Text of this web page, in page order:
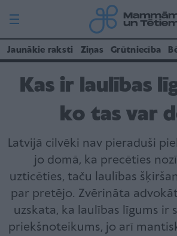
Jaunākie raksti Ziņas Grūtniecība
Kas ir laulības
ko tas var
Latvijā cilvēki nav pieraduši
jo domā, ka precēties
uzticēties, taču laulības
par pretējo. Zvērināta
uzskata, ka laulības līgums ir
priekšnoteikums, jo arī